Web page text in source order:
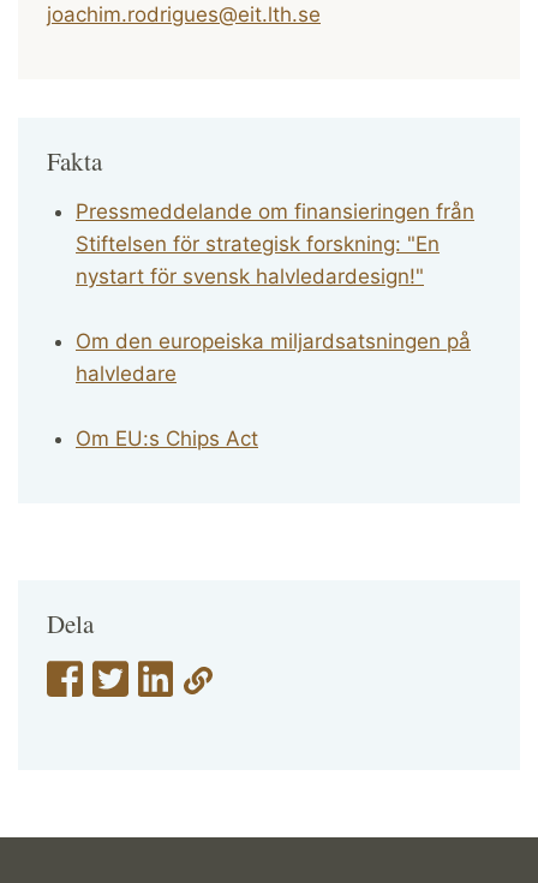
Dela
Fakta
Pressmeddelande om finansieringen från
Stiftelsen för strategisk forskning: "En
nystart för svensk halvledardesign!"
Om den europeiska miljardsatsningen på
halvledare
Om EU:s Chips Act
joachim.rodrigues@eit.lth.se